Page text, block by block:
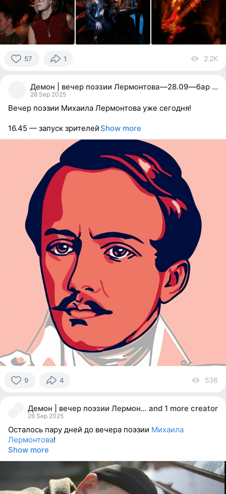
57 1 2.2K
Демон | вечер поэзии Лермонтова—28.09—бар Земля
28 Sep 2025
Вечер поэзии Михаила Лермонтова уже сегодня!
16.45 — запуск зрителейShow more
9
reacted
4 536
Демон | вечер поэзии Лермонтова—28.09—бар Земля and 1 more creator
26 Sep 2025
Осталось пару дней до вечера поэзии Михаила
Лермонтова!
Show more